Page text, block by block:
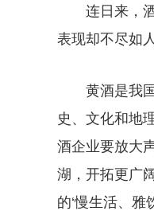
连日来，
表现却不尽如
黄酒是我
史、文化和地
酒企业要放大
湖，开拓更广
的‘慢生活、雅